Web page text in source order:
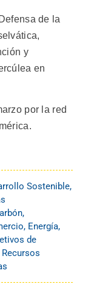
de la
y
en
por la red
Sostenible,
,
, Energía,
de
Recursos